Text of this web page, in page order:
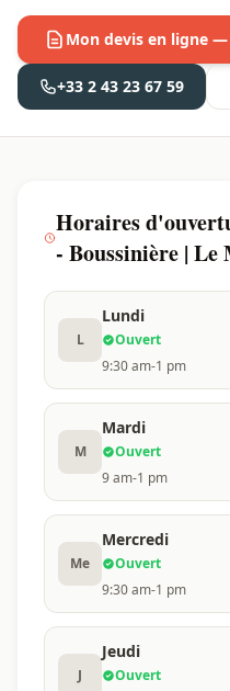
Mon devis en ligne
+33 2 43 23 67 59
Horaires
- Boussinière | Le
L
Lundi
Ouvert
9:30 am-1 pm
M
Mardi
Ouvert
9 am-1 pm
Me
Mercredi
Ouvert
9:30 am-1 pm
J
Jeudi
Ouvert